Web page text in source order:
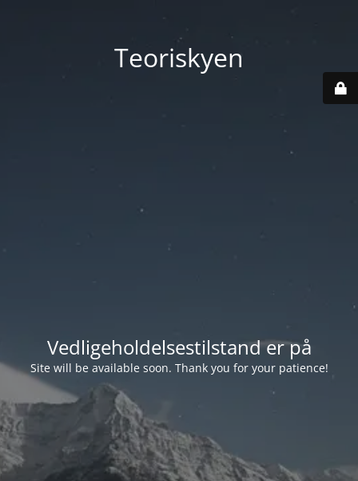
Teoriskyen
Vedligeholdelsestilstand er på
Site will be available soon. Thank you for your patience!